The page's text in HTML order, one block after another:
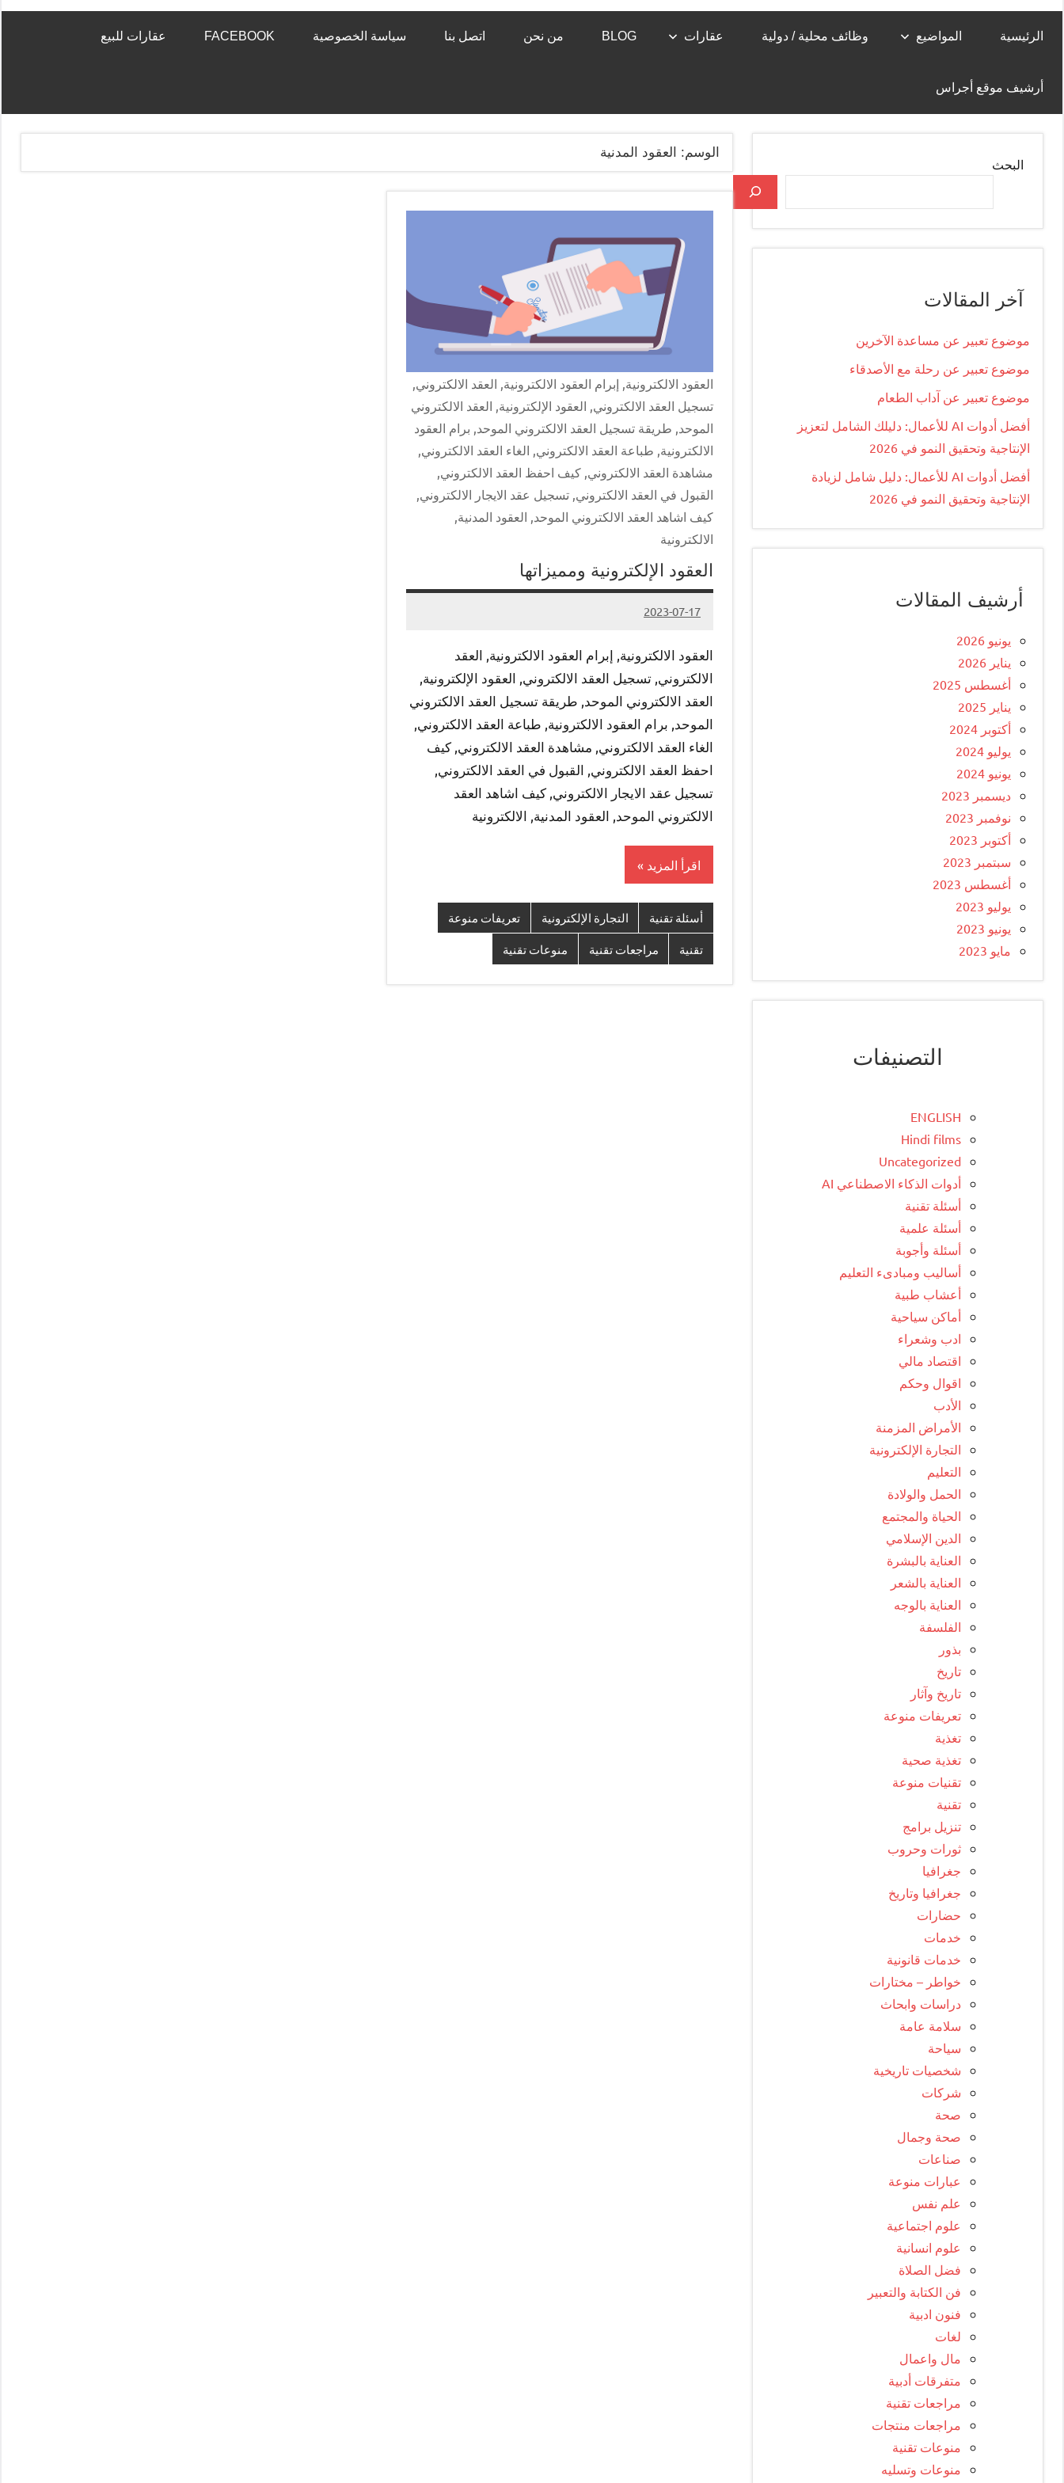
الرئيسية المواضيع وظائف محلية / دولية عقارات BLOG من نحن اتصل بنا سياسة الخصوصية FACEBOOK عقارات للبيع
أرشيف موقع أجراس
الوسم: العقود المدنية
العقود الالكترونية, إبرام العقود الالكترونية, العقد الالكتروني,
تسجيل العقد الالكتروني, العقود الإلكترونية, العقد الالكتروني
الموحد, طريقة تسجيل العقد الالكتروني الموحد, برام العقود
الالكترونية, طباعة العقد الالكتروني, الغاء العقد الالكتروني,
مشاهدة العقد الالكتروني, كيف احفظ العقد الالكتروني,
القبول في العقد الالكتروني, تسجيل عقد الايجار الالكتروني,
كيف اشاهد العقد الالكتروني الموحد, العقود المدنية,
الالكترونية
العقود الإلكترونية ومميزاتها
2023-07-17
Admin
العقود الالكترونية, إبرام العقود الالكترونية, العقد
الالكتروني, تسجيل العقد الالكتروني, العقود الإلكترونية,
العقد الالكتروني الموحد, طريقة تسجيل العقد الالكتروني
الموحد, برام العقود الالكترونية, طباعة العقد الالكتروني,
الغاء العقد الالكتروني, مشاهدة العقد الالكتروني, كيف
احفظ العقد الالكتروني, القبول في العقد الالكتروني,
تسجيل عقد الايجار الالكتروني, كيف اشاهد العقد
الالكتروني الموحد, العقود المدنية, الالكترونية
اقرأ المزيد
أسئلة تقنية التجارة الإلكترونية تعريفات منوعة
تقنية مراجعات تقنية منوعات تقنية
البحث
آخر المقالات
موضوع تعبير عن مساعدة الآخرين
موضوع تعبير عن رحلة مع الأصدقاء
موضوع تعبير عن آداب الطعام
أفضل أدوات AI للأعمال: دليلك الشامل لتعزيز
الإنتاجية وتحقيق النمو في 2026
أفضل أدوات AI للأعمال: دليل شامل لزيادة
الإنتاجية وتحقيق النمو في 2026
أرشيف المقالات
يونيو 2026
يناير 2026
أغسطس 2025
يناير 2025
أكتوبر 2024
يوليو 2024
يونيو 2024
ديسمبر 2023
نوفمبر 2023
أكتوبر 2023
سبتمبر 2023
أغسطس 2023
يوليو 2023
يونيو 2023
مايو 2023
التصنيفات
ENGLISH
Hindi films
Uncategorized
أدوات الذكاء الاصطناعي AI
أسئلة تقنية
أسئلة علمية
أسئلة وأجوبة
أساليب ومبادىء التعليم
أعشاب طبية
أماكن سياحية
ادب وشعراء
اقتصاد مالي
اقوال وحكم
الأدب
الأمراض المزمنة
التجارة الإلكترونية
التعليم
الحمل والولادة
الحياة والمجتمع
الدين الإسلامي
العناية بالبشرة
العناية بالشعر
العناية بالوجه
الفلسفة
بذور
تاريخ
تاريخ وآثار
تعريفات منوعة
تغذية
تغذية صحية
تقنيات منوعة
تقنية
تنزيل برامج
ثورات وحروب
جغرافيا
جغرافيا وتاريخ
حضارات
خدمات
خدمات قانونية
خواطر – مختارات
دراسات وابحاث
سلامة عامة
سياحة
شخصيات تاريخية
شركات
صحة
صحة وجمال
صناعات
عبارات منوعة
علم نفس
علوم اجتماعية
علوم انسانية
فضل الصلاة
فن الكتابة والتعبير
فنون ادبية
لغات
مال واعمال
متفرقات أدبية
مراجعات تقنية
مراجعات منتجات
منوعات تقنية
منوعات وتسليه